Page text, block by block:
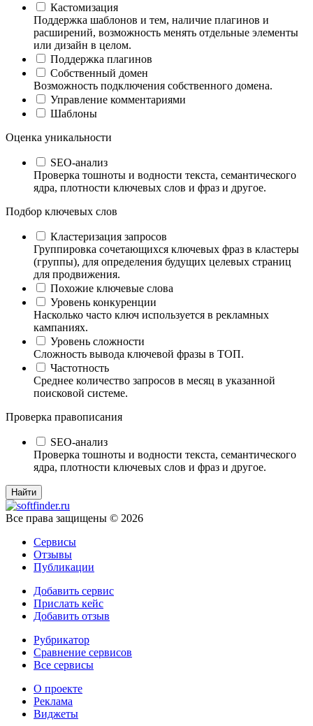
Кастомизация
Поддержка шаблонов и тем, наличие плагинов и
расширений, возможность менять отдельные элементы
или дизайн в целом.
Поддержка плагинов
Собственный домен
Возможность подключения собственного домена.
Управление комментариями
Шаблоны
Оценка уникальности
SEO-анализ
Проверка тошноты и водности текста, семантического
ядра, плотности ключевых слов и фраз и другое.
Подбор ключевых слов
Кластеризация запросов
Группировка сочетающихся ключевых фраз в кластеры
(группы), для определения будущих целевых страниц
для продвижения.
Похожие ключевые слова
Уровень конкуренции
Насколько часто ключ используется в рекламных
кампаниях.
Уровень сложности
Сложность вывода ключевой фразы в ТОП.
Частотность
Среднее количество запросов в месяц в указанной
поисковой системе.
Проверка правописания
SEO-анализ
Проверка тошноты и водности текста, семантического
ядра, плотности ключевых слов и фраз и другое.
Все права защищены © 2026
Сервисы
Отзывы
Публикации
Добавить сервис
Прислать кейс
Добавить отзыв
Рубрикатор
Сравнение сервисов
Все сервисы
О проекте
Реклама
Виджеты